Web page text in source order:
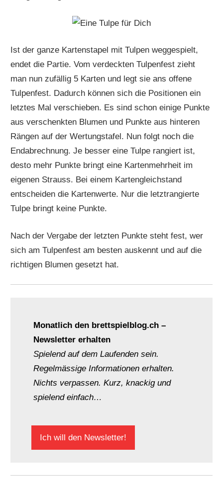
Ist der ganze Kartenstapel mit Tulpen weggespielt,
endet die Partie. Vom verdeckten Tulpenfest zieht
man nun zufällig 5 Karten und legt sie ans offene
Tulpenfest. Dadurch können sich die Positionen ein
letztes Mal verschieben. Es sind schon einige Punkte
aus verschenkten Blumen und Punkte aus hinteren
Rängen auf der Wertungstafel. Nun folgt noch die
Endabrechnung. Je besser eine Tulpe rangiert ist,
desto mehr Punkte bringt eine Kartenmehrheit im
eigenen Strauss. Bei einem Kartengleichstand
entscheiden die Kartenwerte. Nur die letztrangierte
Tulpe bringt keine Punkte.
Nach der Vergabe der letzten Punkte steht fest, wer
sich am Tulpenfest am besten auskennt und auf die
richtigen Blumen gesetzt hat.
Monatlich den brettspielblog.ch –
Newsletter erhalten
Spielend auf dem Laufenden sein.
Regelmässige Informationen erhalten.
Nichts verpassen. Kurz, knackig und
spielend einfach…
Ich will den Newsletter!